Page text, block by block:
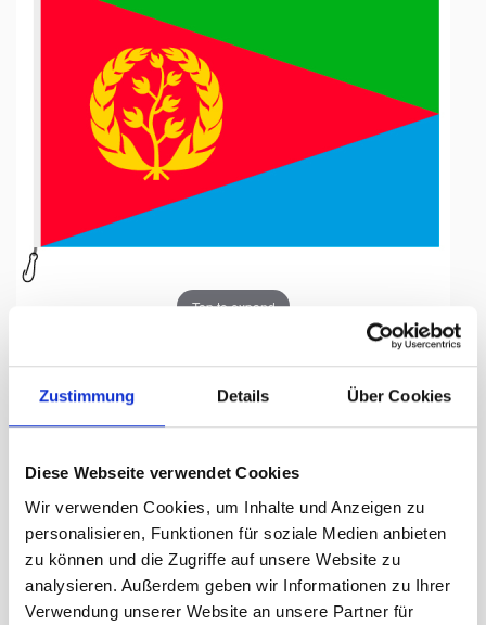
Zustimmung Details Über Cookies
Diese Webseite verwendet Cookies
Wir verwenden Cookies, um Inhalte und Anzeigen zu
personalisieren, Funktionen für soziale Medien anbieten
zu können und die Zugriffe auf unsere Website zu
analysieren. Außerdem geben wir Informationen zu Ihrer
Verwendung unserer Website an unsere Partner für
Tap to expand
Eritrea, 70 x 100 cm
Lieferzeit Tage:ca. 5-7 Arbeitstage
55.50 CHF